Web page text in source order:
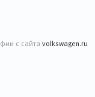
с сайта volkswagen.ru